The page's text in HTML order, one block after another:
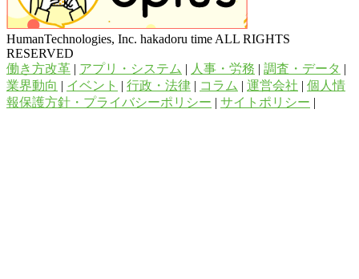
HumanTechnologies, Inc. hakadoru time ALL RIGHTS
RESERVED
働き方改革 | アプリ・システム | 人事・労務 | 調査・データ |
業界動向 | イベント | 行政・法律 | コラム | 運営会社 | 個人情
報保護方針・プライバシーポリシー | サイトポリシー |